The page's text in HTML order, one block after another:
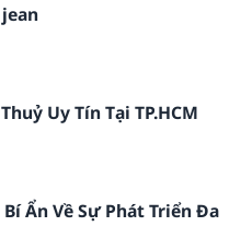
Uy Tín Tại TP.HCM
Ẩn Về Sự Phát Triển Đa